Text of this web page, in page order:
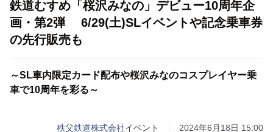
鉄道むすめ「桜沢みなの」デビュー10周年企
画・第2弾 6/29(土)SLイベントや記念乗車券
の先行販売も
～SL車内限定カード配布や桜沢みなのコスプレイヤー乗
車で10周年を彩る～
秩父鉄道株式会社イベント 2024年6月18日 15:00